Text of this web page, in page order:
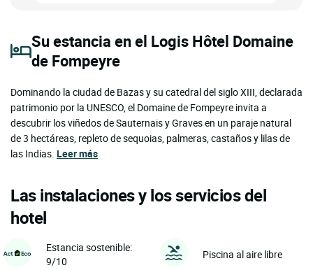
Su estancia en el Logis Hôtel Domaine
de Fompeyre
Dominando la ciudad de Bazas y su catedral del siglo XIII, declarada
patrimonio por la UNESCO, el Domaine de Fompeyre invita a
descubrir los viñedos de Sauternais y Graves en un paraje natural
de 3 hectáreas, repleto de sequoias, palmeras, castaños y lilas de
las Indias. Leer más
Las instalaciones y los servicios del
hotel
Estancia sostenible:
9/10
Piscina al aire libre